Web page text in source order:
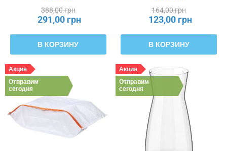
388,00 грн
291,00 грн
В КОРЗИНУ
164,00 грн
123,00 грн
В КОРЗИНУ
Акция
Отправим
сегодня
Акция
Отправим
сегодня